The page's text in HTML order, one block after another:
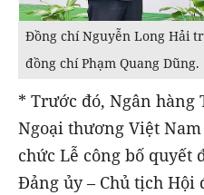
Đồng chí Nguyễn Long Hải
đồng chí Phạm Quang Dũng.
* Trước đó, Ngân hàng
Ngoại thương Việt
chức Lễ công bố
Đảng ủy – Chủ tịch Hội